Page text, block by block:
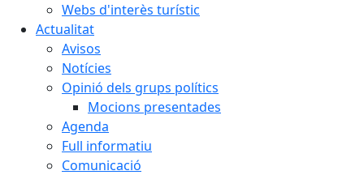
Webs d'interès turístic
Actualitat
Avisos
Notícies
Opinió dels grups polítics
Mocions presentades
Agenda
Full informatiu
Comunicació